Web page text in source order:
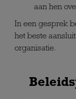
aan hen
In een gesprek
het beste
organisatie.